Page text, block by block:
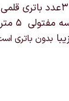
منبع انرژی این محصول
رنگی
بدون باتری